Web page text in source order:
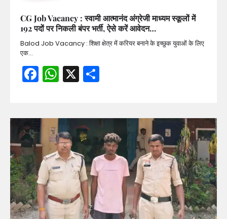
CG Job Vacancy : स्वामी आत्मानंद अंग्रेजी माध्यम स्कूलों में
192 पदों पर निकली बंपर भर्ती, ऐसे करें आवेदन…
Balod Job Vacancy : शिक्षा क्षेत्र में करियर बनाने के इच्छुक युवाओं के लिए
एक…
Facebook
WhatsApp
X